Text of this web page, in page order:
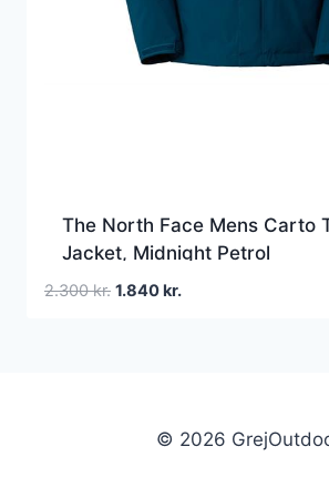
The North Face Mens Carto
Jacket, Midnight Petrol
2.300kr. Den
1.840 kr.Den
© 2026